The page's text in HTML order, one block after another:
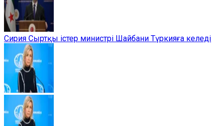
Сирия Сыртқы істер министрі Шайбани Түркияға келеді